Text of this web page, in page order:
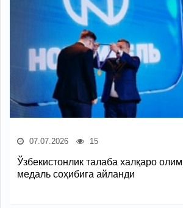
07.07.2026 15
Ўзбекистонлик талаба халқаро
медаль соҳибига айланди